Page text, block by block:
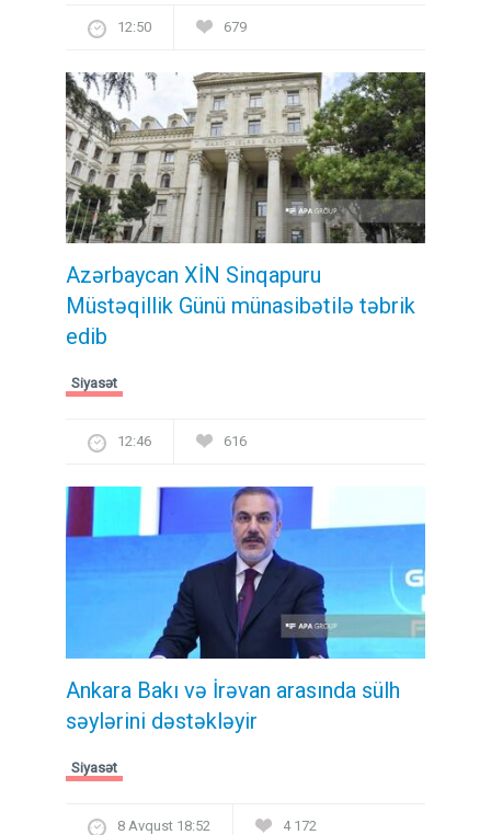
12:50 679
Azərbaycan XİN Sinqapuru
Müstəqillik Günü münasibətilə təbrik
edib
Siyasət
12:46 616
Ankara Bakı və İrəvan arasında sülh
səylərini dəstəkləyir
Siyasət
8 Avqust 18:52 4 172